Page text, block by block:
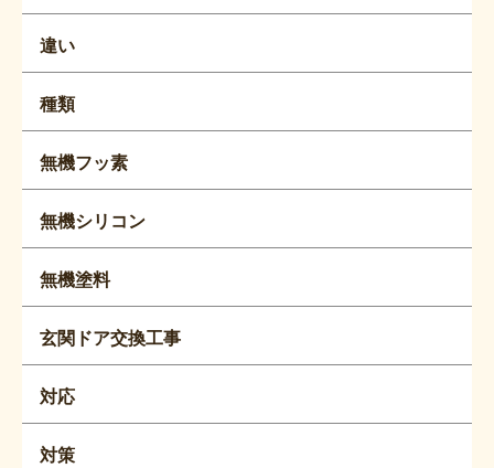
違い
種類
無機フッ素
無機シリコン
無機塗料
玄関ドア交換工事
対応
対策